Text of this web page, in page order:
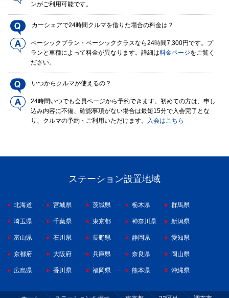
ンがご利用可能です。
カーシェアで24時間クルマを借りた場合の料金は？
ベーシックプラン・ベーシッククラスなら24時間7,300円です。プ
ランと車種によって料金が異なります。詳細は料金ページをご覧く
ださい。
いつからクルマが使えるの？
24時間いつでも会員ページから予約できます。初めての方は、申し
込み内容に不備、確認事項がない場合は最短15分で入会完了とな
り、クルマの予約・ご利用いただけます。
入会はこちら
ステーション設置地域
北海道 宮城県 茨城県 栃木県 群馬県
埼玉県 千葉県 東京都 神奈川県 新潟県
富山県 石川県 長野県 静岡県 愛知県
京都府 大阪府 兵庫県 奈良県 岡山県
広島県 香川県 福岡県 熊本県 沖縄県